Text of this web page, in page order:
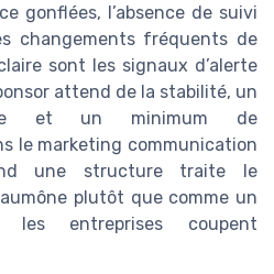
gonflées, l’absence de suivi
changements fréquents de
sont les signaux d’alerte
attend de la stabilité, un
et un minimum de
le marketing communication
une structure traite le
plutôt que comme un
les entreprises coupent